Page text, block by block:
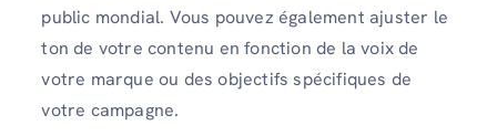
public mondial. Vous pouvez également ajuster le
ton de votre contenu en fonction de la voix de
votre marque ou des objectifs spécifiques de
votre campagne.